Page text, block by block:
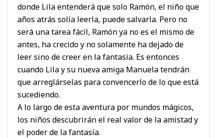
donde Lila entenderá que solo Ramón, el niño que
años atrás solía leerla, puede salvarla. Pero no
será una tarea fácil, Ramón ya no es el mismo de
antes, ha crecido y no solamente ha dejado de
leer sino de creer en la fantasía. Es entonces
cuando Lila y su nueva amiga Manuela tendrán
que arreglárselas para convencerlo de lo que está
sucediendo.
A lo largo de esta aventura por mundos mágicos,
los niños descubrirán el real valor de la amistad y
el poder de la fantasía.